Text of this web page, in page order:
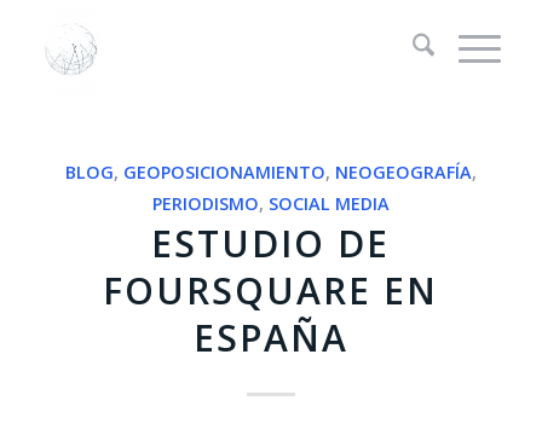
BLOG, GEOPOSICIONAMIENTO, NEOGEOGRAFÍA,
PERIODISMO, SOCIAL MEDIA
ESTUDIO DE
FOURSQUARE EN
ESPAÑA